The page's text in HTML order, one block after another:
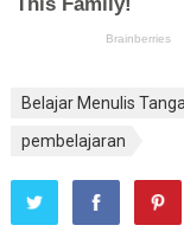
Belajar Menulis
pembelajaran